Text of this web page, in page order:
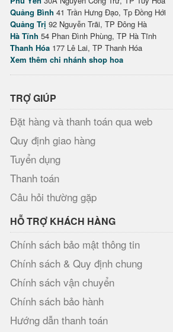
Quảng Bình 41 Trần Hưng Đạo, Tp Đồng Hới
Quảng Trị 92 Nguyễn Trãi, TP Đông Hà
Hà Tĩnh 54 Phan Đình Phùng, TP Hà Tĩnh
Thanh Hóa 177 Lê Lai, TP Thanh Hóa
Xem thêm chi nhánh shop hoa
TRỢ GIÚP
Đặt hàng và thanh toán qua web
Quy định giao hàng
Tuyển dụng
Thanh toán
Câu hỏi thường gặp
HỖ TRỢ KHÁCH HÀNG
Chính sách bảo mật thông tin
Chính sách & Quy định chung
Chính sách vận chuyển
Chính sách bảo hành
Hướng dẫn thanh toán